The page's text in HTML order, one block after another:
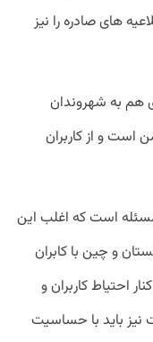
های صادره را نیز
هم به شهروندان
و از کاربران
است که اغلب این
و چین با کابران
احتیاط کاربران و
نیز باید با حساسیت